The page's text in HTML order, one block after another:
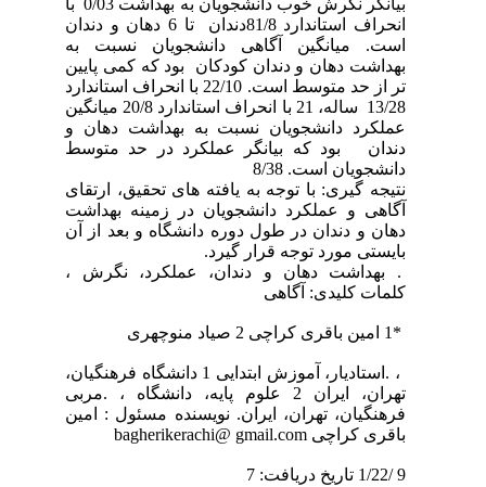
بیانگر نگرش خوب دانشجویان به بهداشت 0/03 با
انحراف استاندارد 81/8دندان تا 6 دهان و دندان
است. میانگین آگاهی دانشجویان نسبت به
بهداشت دهان و دندان کودکان بود که کمی پایین
تر از حد متوسط است. 22/10 با انحراف استاندارد
13/28 ساله، 21 با انحراف استاندارد 20/8 میانگین
عملکرد دانشجویان نسبت به بهداشت دهان و
دندان بود که بیانگر عملکرد در حد متوسط
دانشجویان است. 8/38
نتیجه گیری: با توجه به یافته های تحقیق، ارتقای
آگاهی و عملکرد دانشجویان در زمینه بهداشت
دهان و دندان در طول دوره دانشگاه و بعد از آن
بایستی مورد توجه قرار گیرد.
. بهداشت دهان و دندان، عملکرد، نگرش ،
کلمات کلیدی: آگاهی
، .استادیار، آموزش ابتدایی 1 دانشگاه فرهنگیان،
تهران، ایران 2 علوم پایه، دانشگاه ، .مربی
فرهنگیان، تهران، ایران. نویسنده مسئول : امین
باقری کراچی bagherikerachi@ gmail.com